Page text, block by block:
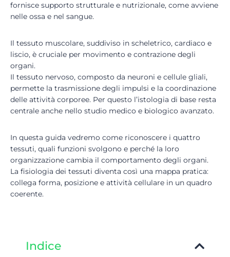
fornisce supporto strutturale e nutrizionale, come avviene
nelle ossa e nel sangue.
Il tessuto muscolare, suddiviso in scheletrico, cardiaco e
liscio, è cruciale per movimento e contrazione degli
organi.
Il tessuto nervoso, composto da neuroni e cellule gliali,
permette la trasmissione degli impulsi e la coordinazione
delle attività corporee. Per questo l’istologia di base resta
centrale anche nello studio medico e biologico avanzato.
In questa guida vedremo come riconoscere i quattro
tessuti, quali funzioni svolgono e perché la loro
organizzazione cambia il comportamento degli organi.
La fisiologia dei tessuti diventa così una mappa pratica:
collega forma, posizione e attività cellulare in un quadro
coerente.
Indice